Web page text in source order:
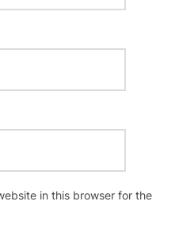
in this browser for the